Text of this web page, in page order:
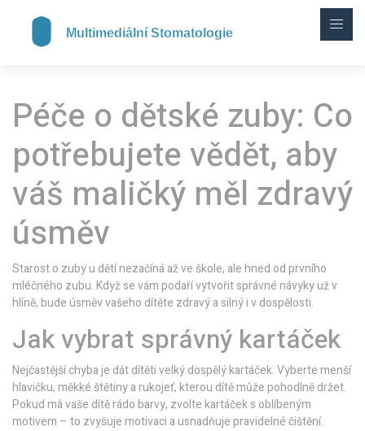
Péče o dětské zuby: Co
potřebujete vědět, aby
váš maličký měl zdravý
úsměv
Starost o zuby u dětí nezačíná až ve škole, ale hned od prvního
mléčného zubu. Když se vám podaří vytvořit správné návyky už v
hlíně, bude úsměv vašeho dítěte zdravý a silný i v dospělosti.
Jak vybrat správný kartáček
Nejčastější chyba je dát dítěti velký dospělý kartáček. Vyberte menší
hlavičku, měkké štětiny a rukojeť, kterou dítě může pohodlně držet.
Pokud má vaše dítě rádo barvy, zvolte kartáček s oblíbeným
motivem – to zvyšuje motivaci a usnadňuje pravidelné čištění.